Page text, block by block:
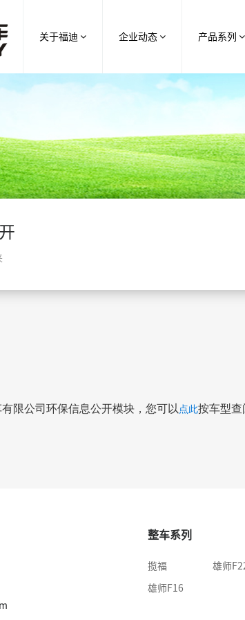
关于福迪 企业动态 产品系列
限公司环保信息公开模块，您可以 点此按车型查
整车系列
揽福 雄师
雄师F16